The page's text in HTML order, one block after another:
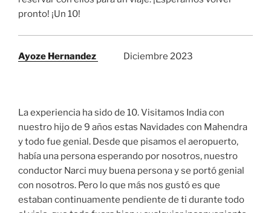
pronto! ¡Un 10!
Ayoze Hernandez Diciembre 2023
La experiencia ha sido de 10. Visitamos India con
nuestro hijo de 9 años estas Navidades con Mahendra
y todo fue genial. Desde que pisamos el aeropuerto,
había una persona esperando por nosotros, nuestro
conductor Narci muy buena persona y se portó genial
con nosotros. Pero lo que más nos gustó es que
estaban continuamente pendiente de ti durante todo